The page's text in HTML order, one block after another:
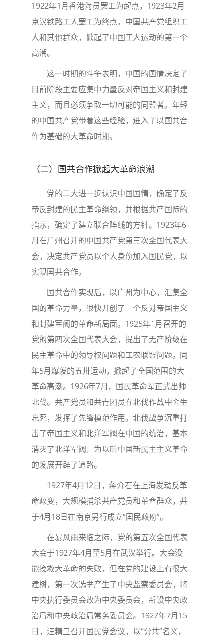
1922年1月香港海员罢工为起点，1923年2月
京汉铁路工人罢工为终点，中国共产党组织工
人和其他群众，掀起了中国工人运动的第一个
高潮。
这一时期的斗争表明，中国的国情决定了
目前阶段主要应集中力量反对帝国主义和封建
主义，而且必须争取一切可能的同盟者。年轻
的中国共产党带着这些经验，进入了以国共合
作为基础的大革命时期。
（二）国共合作掀起大革命浪潮
党的二大进一步认识中国国情，确定了反
帝反封建的民主革命纲领，并根据共产国际的
指示，确定了建立联合阵线的方针。1923年6
月在广州召开的中国共产党第三次全国代表大
会，决定共产党员以个人身份加入国民党，以
实现国共合作。
国共合作实现后，以广州为中心，汇集全
国的革命力量，很快开创了一个反对帝国主义
和封建军阀的革命新局面。1925年1月召开的
党的第四次全国代表大会，提出了无产阶级在
民主革命中的领导权问题和工农联盟问题。同
年5月爆发的五卅运动，掀起了全国范围的大
革命高潮。1926年7月，国民革命军正式出师
北伐。共产党员和共青团员在北伐作战中舍生
忘死，发挥了先锋模范作用。北伐战争沉重打
击了帝国主义和北洋军阀在中国的统治，基本
消灭了北洋军阀，为以后中国新民主主义革命
的发展开辟了道路。
1927年4月12日，蒋介石在上海发动反革
命政变，大规模捕杀共产党员和革命群众，并
于4月18日在南京另行成立“国民政府”。
在暴风雨来临之际，党的第五次全国代表
大会于1927年4月至5月在武汉举行。大会没
能挽救大革命的失败，但在党的建设上有很大
建树，第一次选举产生了中央监察委员会，将
中央执行委员会改为中央委员会，新设中央政
治局和中央政治局常务委员会。1927年7月15
日，汪精卫召开国民党会议，以“分共”名义，